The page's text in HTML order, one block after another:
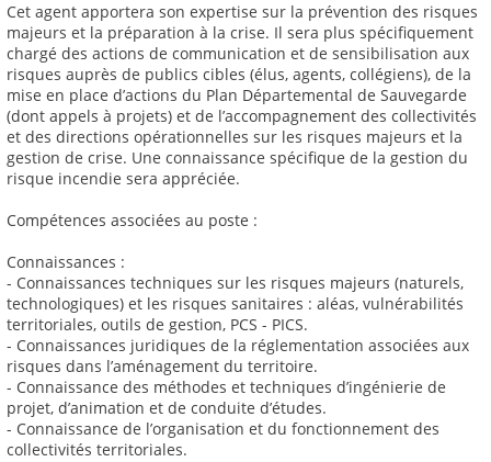
Cet agent apportera son expertise sur la prévention des risques
majeurs et la préparation à la crise. Il sera plus spécifiquement
chargé des actions de communication et de sensibilisation aux
risques auprès de publics cibles (élus, agents, collégiens), de la
mise en place d’actions du Plan Départemental de Sauvegarde
(dont appels à projets) et de l’accompagnement des collectivités
et des directions opérationnelles sur les risques majeurs et la
gestion de crise. Une connaissance spécifique de la gestion du
risque incendie sera appréciée.
Compétences associées au poste :
Connaissances :
- Connaissances techniques sur les risques majeurs (naturels,
technologiques) et les risques sanitaires : aléas, vulnérabilités
territoriales, outils de gestion, PCS - PICS.
- Connaissances juridiques de la réglementation associées aux
risques dans l’aménagement du territoire.
- Connaissance des méthodes et techniques d’ingénierie de
projet, d’animation et de conduite d’études.
- Connaissance de l’organisation et du fonctionnement des
collectivités territoriales.